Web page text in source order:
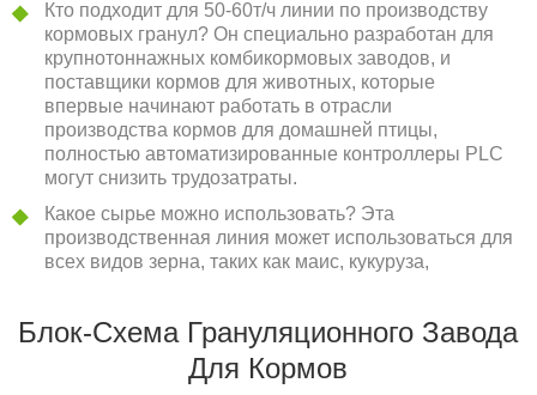
Кто подходит для 50-60т/ч линии по производству
кормовых гранул? Он специально разработан для
крупнотоннажных комбикормовых заводов, и
поставщики кормов для животных, которые
впервые начинают работать в отрасли
производства кормов для домашней птицы,
полностью автоматизированные контроллеры PLC
могут снизить трудозатраты.
Какое сырье можно использовать? Эта
производственная линия может использоваться для
всех видов зерна, таких как маис, кукуруза,
витамины, пшеничные отруби, соль и другие в
соответствии с другой формулой.
Блок-Схема Грануляционного Завода
Для Кормов